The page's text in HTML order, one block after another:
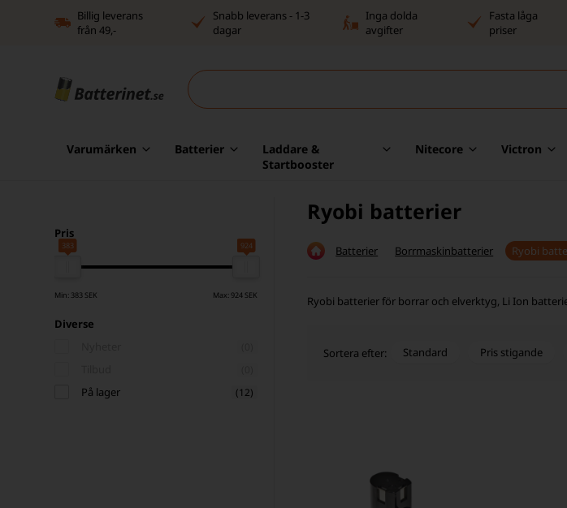
Billig leverans
från 49,-
Snabb leverans - 1-3
dagar
Inga dolda
avgifter
Fasta låga
priser
Varumärken Batterier
Laddare &
Startbooster
Nitecore Victron
Pris
383 924
Min: 383 SEK Max: 924 SEK
Diverse
På lager (12)
Ryobi batterier
Batterier Borrmaskinbatterier Ryobi
Ryobi batterier för borrar och elverktyg, Li Ion
Sortera efter: Standard Pris stigande